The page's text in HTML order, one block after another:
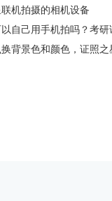
机拍摄的相机设备
自己用手机拍吗？考
背景色和颜色，证照